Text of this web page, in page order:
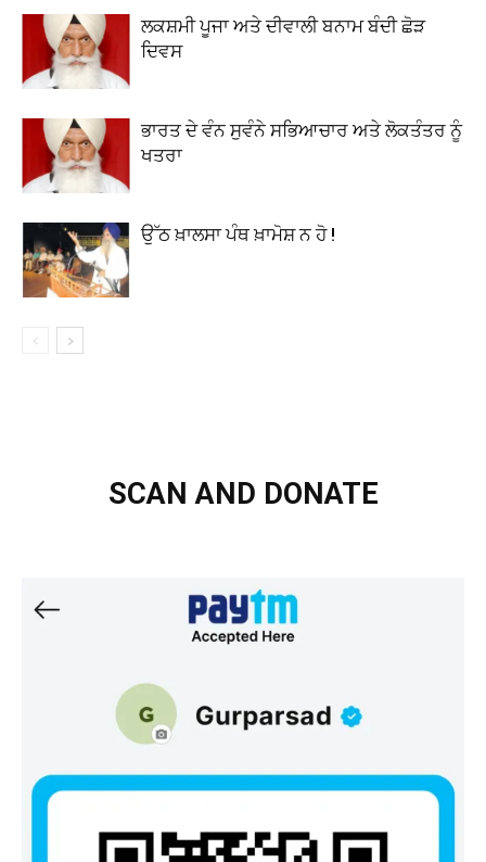
ਲਕਸ਼ਮੀ ਪੂਜਾ ਅਤੇ ਦੀਵਾਲੀ ਬਨਾਮ ਬੰਦੀ ਛੋੜ
ਦਿਵਸ
ਭਾਰਤ ਦੇ ਵੰਨ ਸੁਵੰਨੇ ਸਭਿਆਚਾਰ ਅਤੇ ਲੋਕਤੰਤਰ ਨੂੰ
ਖਤਰਾ
ਉੱਠ ਖ਼ਾਲਸਾ ਪੰਥ ਖ਼ਾਮੋਸ਼ ਨ ਹੋ !
SCAN AND DONATE